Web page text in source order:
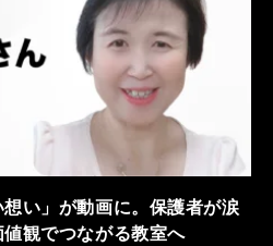
想い」が動画に。保護者が涙
観でつながる教室へ